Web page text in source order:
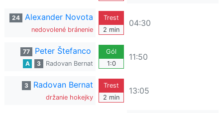
24 Alexander Novota
nedovolené bránenie
Trest
2 min
04:30
77 Peter Štefanco
A 3 Radovan Bernat
Gól
1:0
11:50
3 Radovan Bernat
držanie hokejky
Trest
2 min
13:05